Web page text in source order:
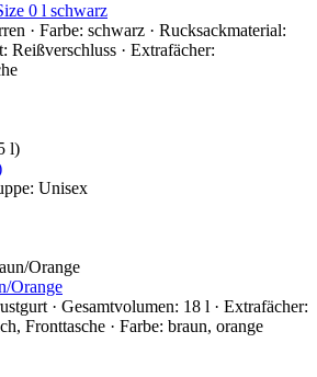
0 l schwarz
· Farbe: schwarz · Rucksackmaterial:
Reißverschluss · Extrafächer:
Unisex
Orange
· Gesamtvolumen: 18 l · Extrafächer:
Fronttasche · Farbe: braun, orange